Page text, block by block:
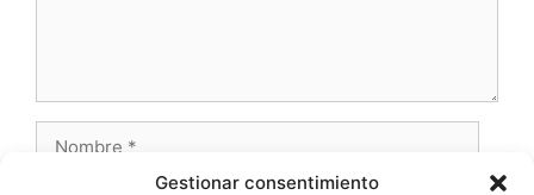
Gestionar consentimiento